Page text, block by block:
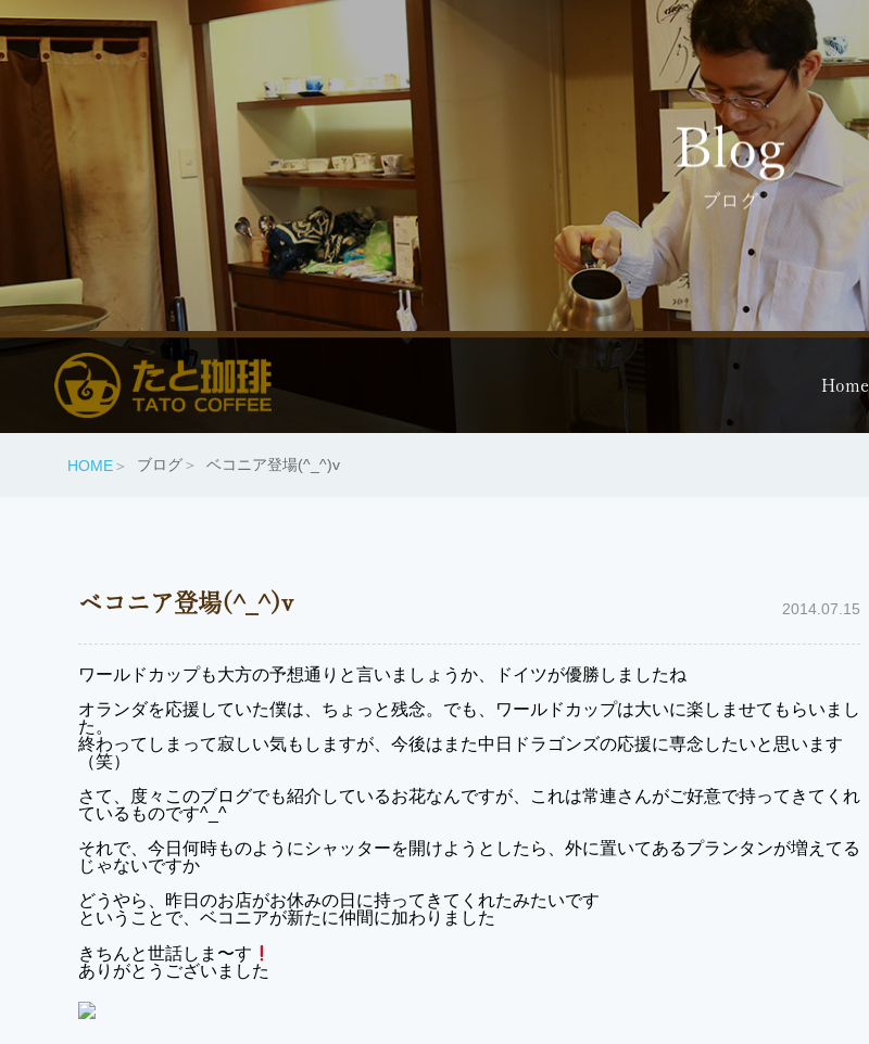
Blog
ブログ
Home
HOME ブログ ベコニア登場(^_^)v
ベコニア登場(^_^)v 2014.07.15
ワールドカップも大方の予想通りと言いましょうか、ドイツが優勝しましたね
オランダを応援していた僕は、ちょっと残念。でも、ワールドカップは大いに楽しませてもらいまし
た。
終わってしまって寂しい気もしますが、今後はまた中日ドラゴンズの応援に専念したいと思います
（笑）
さて、度々このブログでも紹介しているお花なんですが、これは常連さんがご好意で持ってきてくれ
ているものです^_^
それで、今日何時ものようにシャッターを開けようとしたら、外に置いてあるプランタンが増えてる
じゃないですか
どうやら、昨日のお店がお休みの日に持ってきてくれたみたいです
ということで、ベコニアが新たに仲間に加わりました
きちんと世話しま〜す
ありがとうございました